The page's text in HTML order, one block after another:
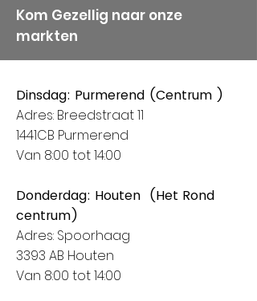
Kom Gezellig naar onze
markten
Dinsdag: Purmerend (Centrum )
Adres: Breedstraat 11
1441CB Purmerend
Van 8:00 tot 14:00
Donderdag: Houten (Het Rond
centrum)
Adres: Spoorhaag
3393 AB Houten
Van 8:00 tot 14:00